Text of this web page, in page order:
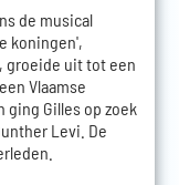
de musical
koningen',
groeide uit tot een
Vlaamse
ging Gilles op zoek
Levi. De